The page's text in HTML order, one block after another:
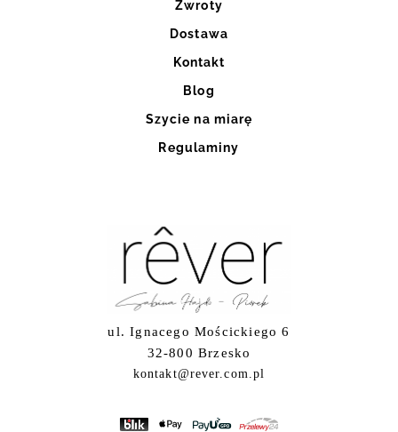
Zwroty
Dostawa
Kontakt
Blog
Szycie na miarę
Regulaminy
ul. Ignacego Mościckiego 6
32-800 Brzesko
kontakt@rever.com.pl